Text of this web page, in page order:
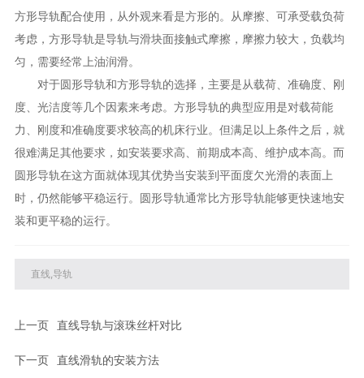
方形导轨配合使用，从外观来看是方形的。从摩擦、可承受载负荷
考虑，方形导轨是导轨与滑块面接触式摩擦，摩擦力较大，负载均
匀，需要经常上油润滑。
对于圆形导轨和方形导轨的选择，主要是从载荷、准确度、刚
度、光洁度等几个因素来考虑。方形导轨的典型应用是对载荷能
力、刚度和准确度要求较高的机床行业。但满足以上条件之后，就
很难满足其他要求，如安装要求高、前期成本高、维护成本高。而
圆形导轨在这方面就体现其优势当安装到平面度欠光滑的表面上
时，仍然能够平稳运行。圆形导轨通常比方形导轨能够更快速地安
装和更平稳的运行。
直线,导轨
上一页 直线导轨与滚珠丝杆对比
下一页 直线滑轨的安装方法